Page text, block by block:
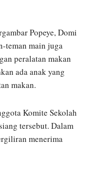
Popeye, Domi
teman main juga
peralatan makan
ada anak yang
makan.
Komite Sekolah
tersebut. Dalam
menerima